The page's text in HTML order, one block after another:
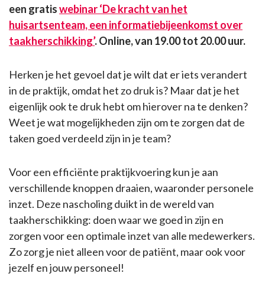
een gratiswebinar ‘De kracht van het
huisartsenteam, een informatiebijeenkomst over
taakherschikking’. Online, van 19.00 tot 20.00 uur.
Herken je het gevoel dat je wilt dat er iets verandert
in de praktijk, omdat het zo druk is? Maar dat je het
eigenlijk ook te druk hebt om hierover na te denken?
Weet je wat mogelijkheden zijn om te zorgen dat de
taken goed verdeeld zijn in je team?
Voor een efficiënte praktijkvoering kun je aan
verschillende knoppen draaien, waaronder personele
inzet. Deze nascholing duikt in de wereld van
taakherschikking: doen waar we goed in zijn en
zorgen voor een optimale inzet van alle medewerkers.
Zo zorg je niet alleen voor de patiënt, maar ook voor
jezelf en jouw personeel!